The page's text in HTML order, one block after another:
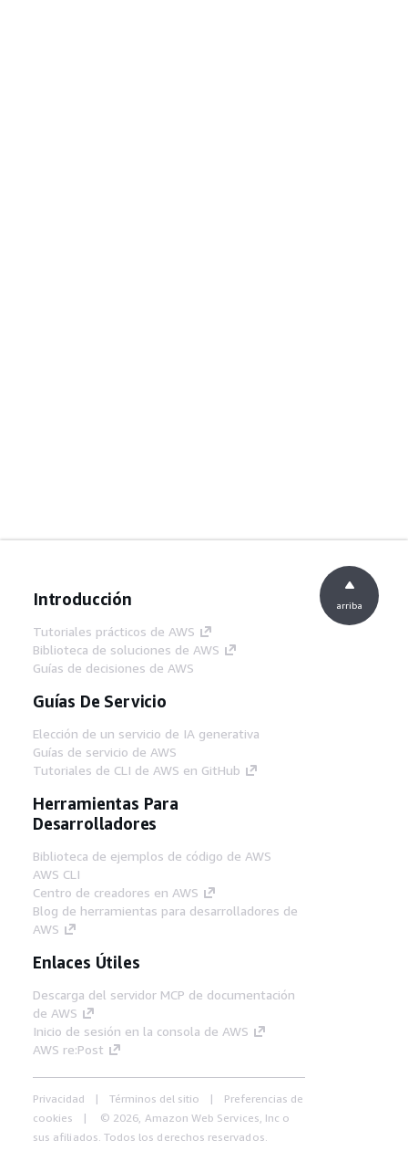
Introducción
Tutoriales prácticos de AWS
Biblioteca de soluciones de AWS
Guías de decisiones de AWS
Guías De Servicio
Elección de un servicio de IA generativa
Guías de servicio de AWS
Tutoriales de CLI de AWS en GitHub
Herramientas Para
Desarrolladores
Biblioteca de ejemplos de código de AWS
AWS CLI
Centro de creadores en AWS
Blog de herramientas para desarrolladores de
AWS
Enlaces Útiles
Descarga del servidor MCP de documentación
de AWS
Inicio de sesión en la consola de AWS
AWS re:Post
Privacidad Términos del sitio
Preferencias de
cookies
© 2026, Amazon Web Services, Inc o
sus afiliados. Todos los derechos reservados.
arriba